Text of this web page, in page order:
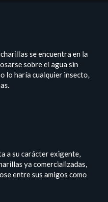
se encuentra en la
sobre el agua sin
lo haría cualquier insecto,
a su carácter exigente,
ya comercializadas,
entre sus amigos como